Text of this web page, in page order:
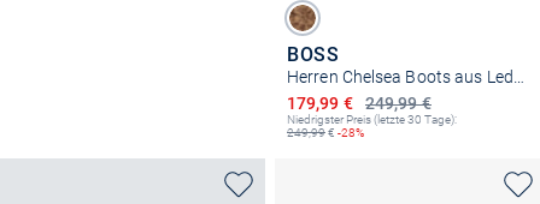
BOSS
249,99 €
Ermäßigter Preis
179,99 €
Niedrigster Preis (letzte 30 Tage):
249,99€ -28%